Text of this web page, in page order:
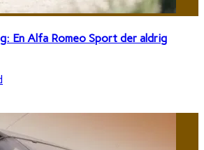
En Alfa Romeo Sport der aldrig